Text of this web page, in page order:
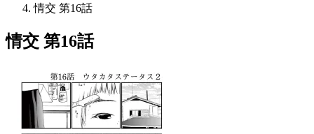
情交 第16話
情交 第16話